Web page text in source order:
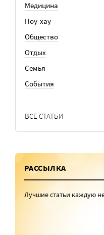
Медицина
Ноу-хау
Общество
Отдых
Семья
События
ВСЕ СТАТЬИ
РАССЫЛКА
Лучшие статьи каждую